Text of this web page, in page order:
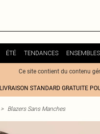
ÉTÉ TENDANCES ENSEMBLES
Ce site contient du contenu
LIVRAISON STANDARD GRATUITE
> Blazers Sans Manches